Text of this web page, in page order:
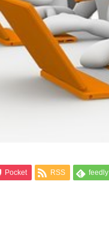
Pocket RSS feedly